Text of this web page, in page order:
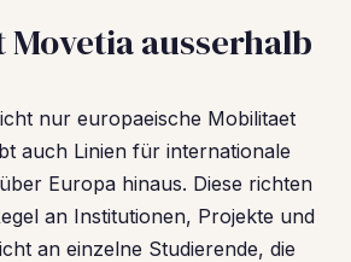
Movetia ausserhalb
nur europaeische Mobilitaet
auch Linien für internationale
Europa hinaus. Diese richten
an Institutionen, Projekte und
an einzelne Studierende, die